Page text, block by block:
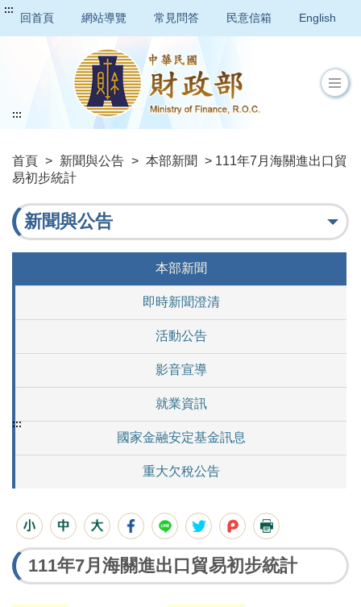
:::
回首頁 網站導覽 常見問答 民意信箱 English
首頁 > 新聞與公告 > 本部新聞
> 111年7月海關進出口貿
易初步統計
:::
新聞與公告
本部新聞
即時新聞澄清
活動公告
影音宣導
就業資訊
國家金融安定基金訊息
重大欠稅公告
:::
111年7月海關進出口貿易初步統計